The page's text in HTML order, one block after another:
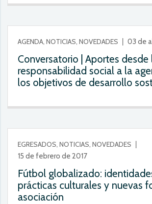
AGENDA, NOTICIAS, NOVEDADES 03 de
Conversatorio | Aportes desde
responsabilidad social a la
los objetivos de desarrollo
EGRESADOS, NOTICIAS, NOVEDADES
15 de febrero de 2017
Fútbol globalizado:
prácticas culturales y nuevas
asociación